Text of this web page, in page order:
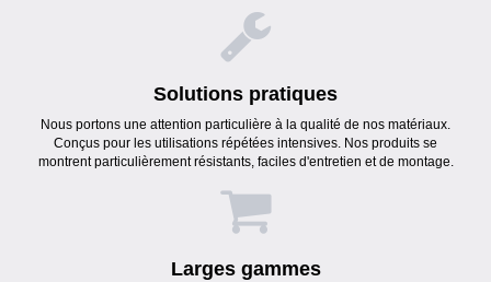
Solutions pratiques
Nous portons une attention particulière à la qualité de nos matériaux.
Conçus pour les utilisations répétées intensives. Nos produits se
montrent particulièrement résistants, faciles d'entretien et de montage.
Larges gammes